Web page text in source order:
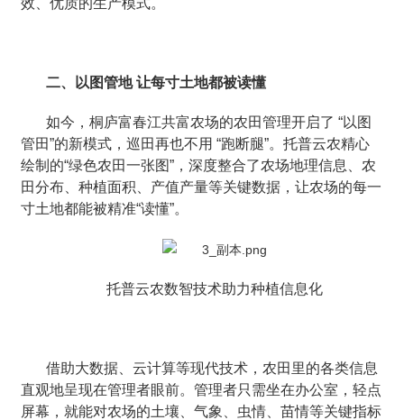
二、以图管地 让每寸土地都被读懂
如今，桐庐富春江共富农场的农田管理开启了 “以图
管田”的新模式，巡田再也不用 “跑断腿”。托普云农精心
绘制的“绿色农田一张图”，深度整合了农场地理信息、农
田分布、种植面积、产值产量等关键数据，让农场的每一
寸土地都能被精准“读懂”。
托普云农数智技术助力种植信息化
借助大数据、云计算等现代技术，农田里的各类信息
直观地呈现在管理者眼前。管理者只需坐在办公室，轻点
屏幕，就能对农场的土壤、气象、虫情、苗情等关键指标